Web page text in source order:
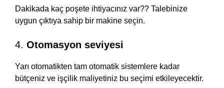
Dakikada kaç poşete ihtiyacınız var?? Talebinize
uygun çıktıya sahip bir makine seçin.
4. Otomasyon seviyesi
Yarı otomatikten tam otomatik sistemlere kadar
bütçeniz ve işçilik maliyetiniz bu seçimi etkileyecektir.